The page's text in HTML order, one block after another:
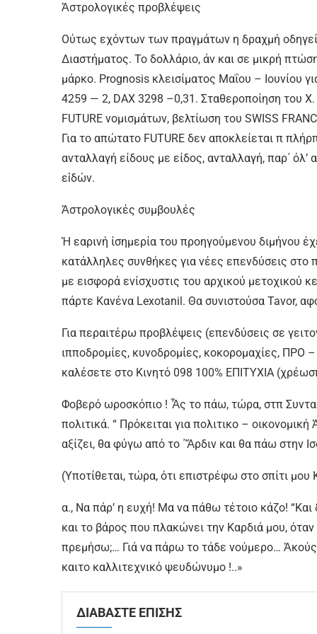
Ἀστρολογικές προβλέψεις
Ούτως εχόντων των πραγμάτων η δραχμή
Διαστήµατος. Το δολλάριο, άν και σε µικρή
μάρκο. Prognosis κλεισίματος Μαΐου – Ιουνίου
4259 — 2, DAX 3298 –0,31. Σταθεροποίηση του
FUTURE νομισμάτων, βελτίωση του SWISS
Για το απώτατο FUTURE δεν αποκλείεται π
ανταλλαγή είδους µε είδος, ανταλλαγή, παρ΄ όλ’
εἰδών.
Ἀστρολογικές συμβουλές
Ἡ εαρινή ίσημερία του προηγούμενου διμήνου
κατάλληλες συνθήκες για νέες επενδύσεις στο
µε εισφορά ενίσχυστις του αρχικού μετοχικού
πάρτε Κανένα Lexotanil. Θα συνιστούσα Tavor,
Για περαιτέρω προβλέψεις (επενδύσεις σε
ιπποδρομίες, κυνοδρομίες, κοκοροµαχίες,
καλέσετε στο Κινητό 098 100% ΕΠΙΤΥΧΙΑ
Φοβερό ωροσκόπιο ! Ἆς το πάω, τώρα, στπ
πολιτικά. “ Πρόκειται για πολιτικο –
αξίζει, θα φύγω από το ΄Ἄρδιν και θα πάω στην
(Υποτίθεται, τώρα, ότι επιστρέφω στο σπίτι µου
α., Να πάρ’ η ευχή! Μα να πάθω τέτοιο κάζο!
και το βάρος που πλακώνει την Καρδιά µου,
πρεµήσω;… Γιά να πάρω το τάδε νούμερο… Ἀκούς
καιτο καλλιτεχνικό ψευδώνυμο !..»
ΔΙΑΒΑΣΤΕ ΕΠΙΣΗΣ